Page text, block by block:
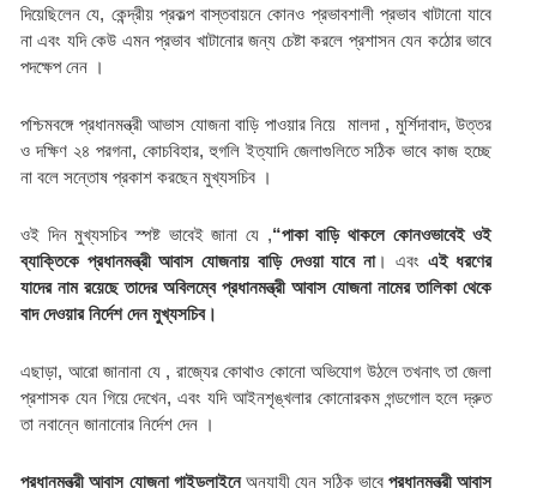
দিয়েছিলেন যে, কেন্দ্রীয় প্রকল্প বাস্তবায়নে কোনও প্রভাবশালী প্রভাব খাটানো যাবে
না এবং যদি কেউ এমন প্রভাব খাটানোর জন্য চেষ্টা করলে প্রশাসন যেন কঠোর ভাবে
পদক্ষেপ নেন ।
পশ্চিমবঙ্গে প্রধানমন্ত্রী আভাস যোজনা বাড়ি পাওয়ার নিয়ে  মালদা , মুর্শিদাবাদ, উত্তর
ও দক্ষিণ ২৪ পরগনা, কোচবিহার, হুগলি ইত্যাদি জেলাগুলিতে সঠিক ভাবে কাজ হচ্ছে
না বলে সন্তোষ প্রকাশ করছেন মুখ্যসচিব ।
ওই দিন মুখ্যসচিব স্পষ্ট ভাবেই জানা যে ,“পাকা বাড়ি থাকলে কোনওভাবেই ওই
ব্যাক্তিকে প্রধানমন্ত্রী আবাস যোজনায় বাড়ি দেওয়া যাবে না। এবং এই ধরণের
যাদের নাম রয়েছে তাদের অবিলম্বে প্রধানমন্ত্রী আবাস যোজনা নামের তালিকা থেকে
বাদ দেওয়ার নির্দেশ দেন মুখ্যসচিব।
এছাড়া, আরো জানানা যে , রাজ্যের কোথাও কোনো অভিযোগ উঠলে তখনাৎ তা জেলা
প্রশাসক যেন গিয়ে দেখেন, এবং যদি আইনশৃঙ্খলার কোনোরকম গন্ডগোল হলে দ্রুত
তা নবান্নে জানানোর নির্দেশ দেন ।
প্রধানমন্ত্রী আবাস যোজনা গাইডলাইনে অনুযাযী যেন সঠিক ভাবে প্রধানমন্ত্রী আবাস